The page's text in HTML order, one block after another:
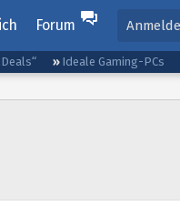
Forum
Ideale Gaming-PCs